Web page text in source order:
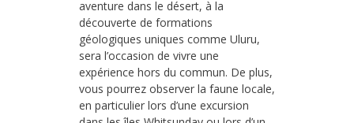
aventure dans le désert, à la
découverte de formations
géologiques uniques comme Uluru,
sera l’occasion de vivre une
expérience hors du commun. De plus,
vous pourrez observer la faune locale,
en particulier lors d’une excursion